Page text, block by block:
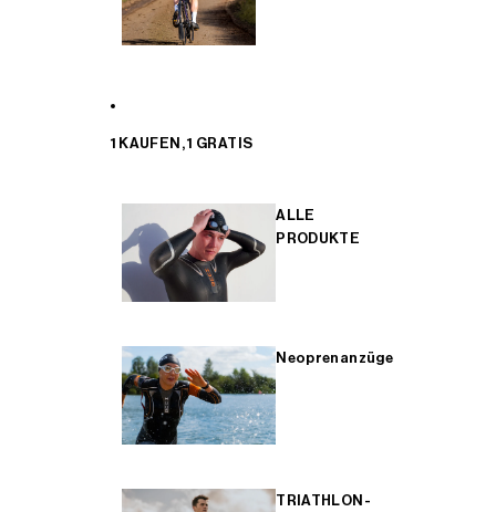
1 KAUFEN, 1 GRATIS
ALLE
PRODUKTE
Neoprenanzüge
TRIATHLON-